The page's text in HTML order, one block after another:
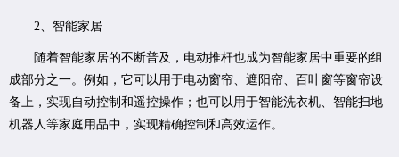
2、智能家居
随着智能家居的不断普及，电动推杆也成为智能家居中重要的组
成部分之一。例如，它可以用于电动窗帘、遮阳帘、百叶窗等窗帘设
备上，实现自动控制和遥控操作；也可以用于智能洗衣机、智能扫地
机器人等家庭用品中，实现精确控制和高效运作。